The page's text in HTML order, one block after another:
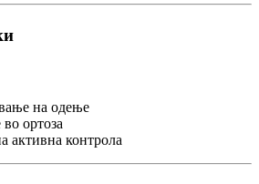
на одење
ортоза
активна контрола